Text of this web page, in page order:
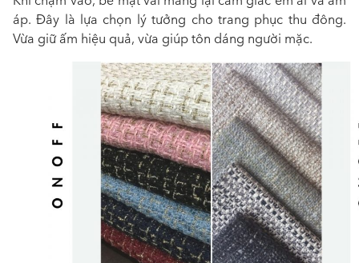
áp. Đây là lựa chọn lý tưởng cho trang phục thu đông.
Vừa giữ ấm hiệu quả, vừa giúp tôn dáng người mặc.